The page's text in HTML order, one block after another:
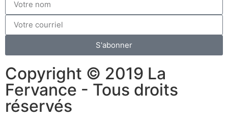
S'abonner
Copyright © 2019 La
Fervance - Tous droits
réservés